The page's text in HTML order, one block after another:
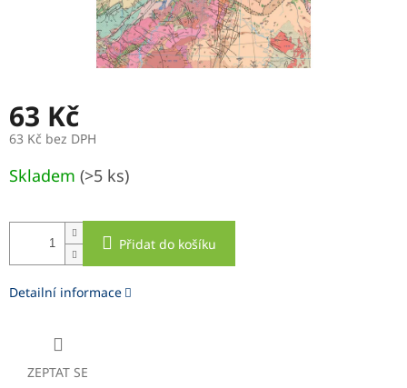
63 Kč
63 Kč bez DPH
cena:
Skladem (>5 ks)
Přidat do košíku
Detailní informace
ZEPTAT SE